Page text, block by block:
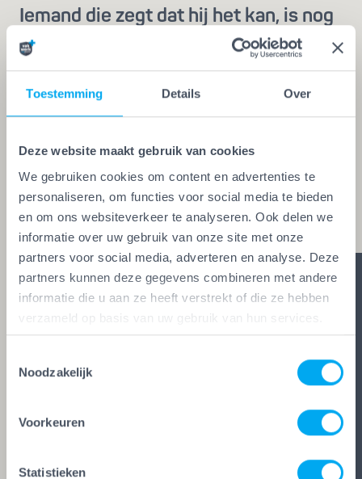
Toestemming Details Over
Deze website maakt gebruik van cookies
We gebruiken cookies om content en advertenties te
personaliseren, om functies voor social media te bieden
en om ons websiteverkeer te analyseren. Ook delen we
informatie over uw gebruik van onze site met onze
partners voor social media, adverteren en analyse. Deze
partners kunnen deze gegevens combineren met andere
informatie die u aan ze heeft verstrekt of die ze hebben
verzameld op basis van uw gebruik van hun services.
Noodzakelijk
Voorkeuren
Statistieken
Iemand die zegt dat hij het kan, is nog
geen vakman
Een echte vakman of -vrouw herken je aan de
Vakwerk Plusgarantie. Dit is hét
kwaliteitskeurmerk voor schilders, behangers,
aan de strengste kwaliteitseisen voldoet, mag het
keurmerk voeren. Zo ben je zeker van vakwerk,
duidelijke afspraken en zes glasheldere garanties.